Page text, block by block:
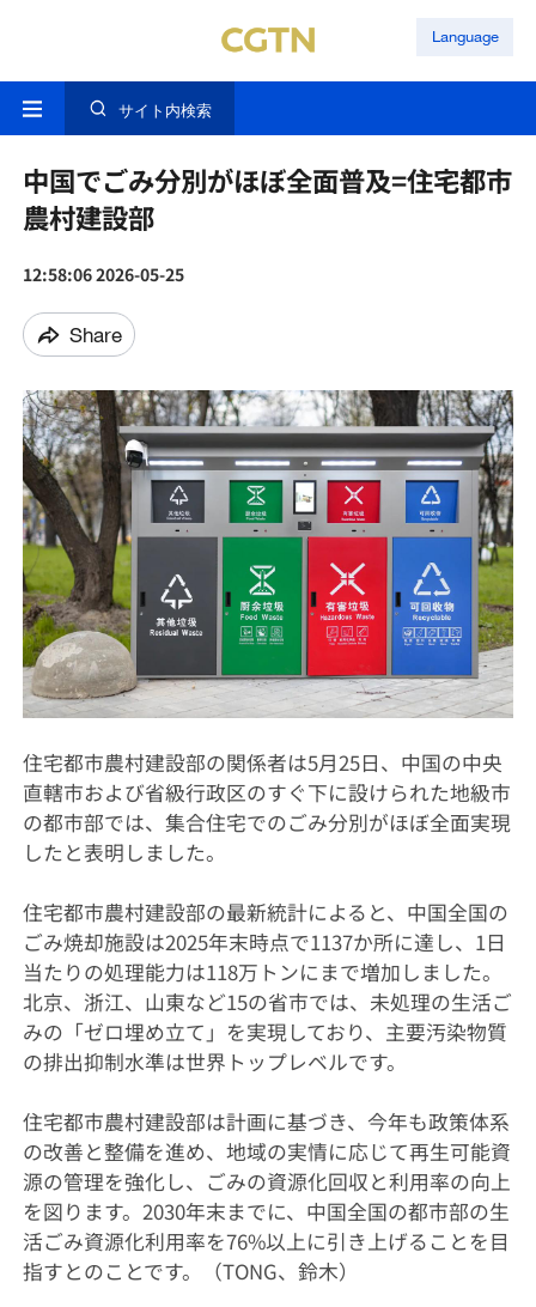
Language
サイト内検索
中国でごみ分別がほぼ全面普及=住宅都市
農村建設部
12:58:06 2026-05-25
Share
住宅都市農村建設部の関係者は5月25日、中国の中央
直轄市および省級行政区のすぐ下に設けられた地級市
の都市部では、集合住宅でのごみ分別がほぼ全面実現
したと表明しました。
住宅都市農村建設部の最新統計によると、中国全国の
ごみ焼却施設は2025年末時点で1137か所に達し、1日
当たりの処理能力は118万トンにまで増加しました。
北京、浙江、山東など15の省市では、未処理の生活ご
みの「ゼロ埋め立て」を実現しており、主要汚染物質
の排出抑制水準は世界トップレベルです。
住宅都市農村建設部は計画に基づき、今年も政策体系
の改善と整備を進め、地域の実情に応じて再生可能資
源の管理を強化し、ごみの資源化回収と利用率の向上
を図ります。2030年末までに、中国全国の都市部の生
活ごみ資源化利用率を76%以上に引き上げることを目
指すとのことです。（TONG、鈴木）